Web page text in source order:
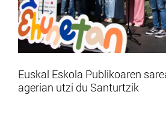
Euskal Eskola Publikoaren
agerian utzi du Santurtzik